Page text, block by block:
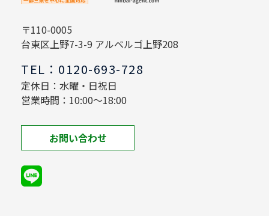
〒110-0005
台東区上野7-3-9 アルベルゴ上野208
TEL：0120-693-728
定休日：水曜・日祝日
営業時間：10:00～18:00
お問い合わせ